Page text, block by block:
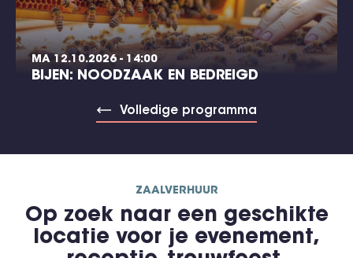
MA 12.10.2026 - 14:00
BIJEN: NOODZAAK EN BEDREIGD
Volledige programma
ZAALVERHUUR
Op zoek naar een geschikte
locatie voor je evenement,